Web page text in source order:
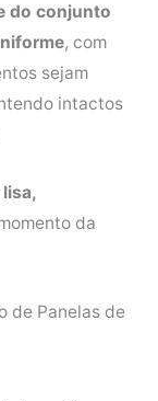
do conjunto
, com
sejam
intactos
da
de Panelas de